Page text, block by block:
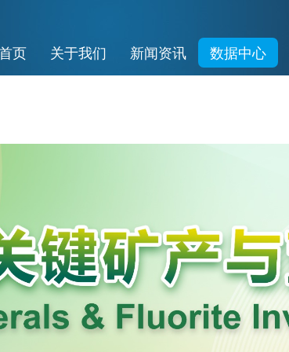
页 关于我们 新闻资讯 数据中心